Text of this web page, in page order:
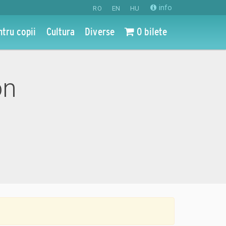
RO EN HU info
copii Cultura Diverse 0 bilete